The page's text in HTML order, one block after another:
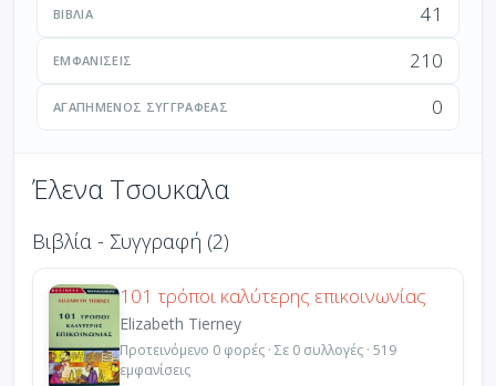
ΒΙΒΛΊΑ 41
ΕΜΦΑΝΊΣΕΙΣ 210
ΑΓΑΠΗΜΈΝΟΣ ΣΥΓΓΡΑΦΈΑΣ 0
Έλενα Τσουκαλα
Βιβλία - Συγγραφή (2)
101 τρόποι καλύτερης επικοινωνίας
Elizabeth Tierney
Προτεινόμενο 0 φορές · Σε 0 συλλογές · 519
εμφανίσεις